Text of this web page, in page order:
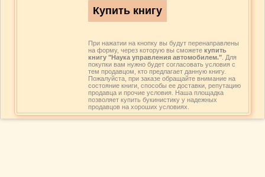
При нажатии на кнопку вы будут перенаправлены
на форму, через которую вы сможете купить
книгу "Наука управления автомобилем.". Для
покупки вам нужно будет согласовать условия с
тем продавцом, кто предлагает данную книгу.
Пожалуйста, при заказе обращайте внимание на
состояние книги, способы ее доставки, репутацию
продавца и прочие условия. Наша площадка
позволяет купить букинистику у надежных
продавцов на хороших условиях.